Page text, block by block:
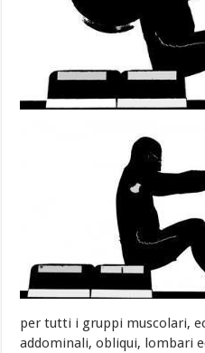
per tutti i gruppi muscolari,
addominali, obliqui, lombari